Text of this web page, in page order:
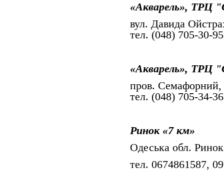
«Акварель», ТРЦ
вул. Давида
тел. (048) 705-30-95
«Акварель», ТРЦ
пров. Семафорний,
тел. (048) 705-34-36
Ринок «7 км»
Одеська обл.
тел. 0674861587,